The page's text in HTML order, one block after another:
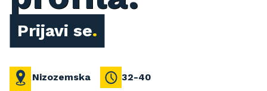
Prijavi se
Nizozemska
32-40